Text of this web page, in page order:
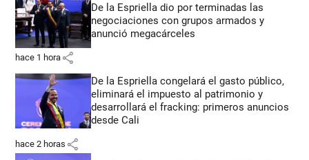
De la Espriella dio por terminadas las
negociaciones con grupos armados y
anunció megacárceles
hace 1 hora share
De la Espriella congelará el gasto público,
eliminará el impuesto al patrimonio y
desarrollará el fracking: primeros anuncios
desde Cali
hace 2 horas share